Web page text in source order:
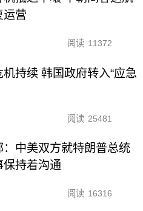
运营
阅读 11372
机持续 韩国政府转入“应急
阅读 25481
：中美双方就特朗普总统
保持着沟通
阅读 16316